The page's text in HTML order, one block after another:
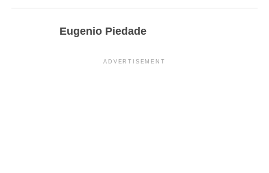
Eugenio Piedade
ADVERTISEMENT